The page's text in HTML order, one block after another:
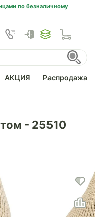
по безналичному
АКЦИЯ Распродажа
- 25510